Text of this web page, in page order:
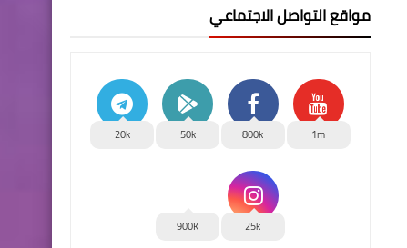
مواقع التواصل الاجتماعي
1m
800k
50k
20k
25k
900K